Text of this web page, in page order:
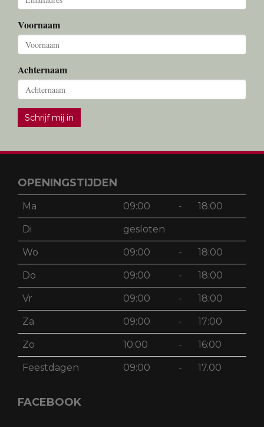
Voornaam
Achternaam
Schrijf mij in
OPENINGSTIJDEN
Ma 09:00 - 18:00
Di gesloten
Wo 09:00 - 18:00
Do 09:00 - 18:00
Vr 09:00 - 18:00
Za 09:00 - 17:00
Zo 10:00 - 16:00
Feestdagen 09:00 - 17.00
FACEBOOK